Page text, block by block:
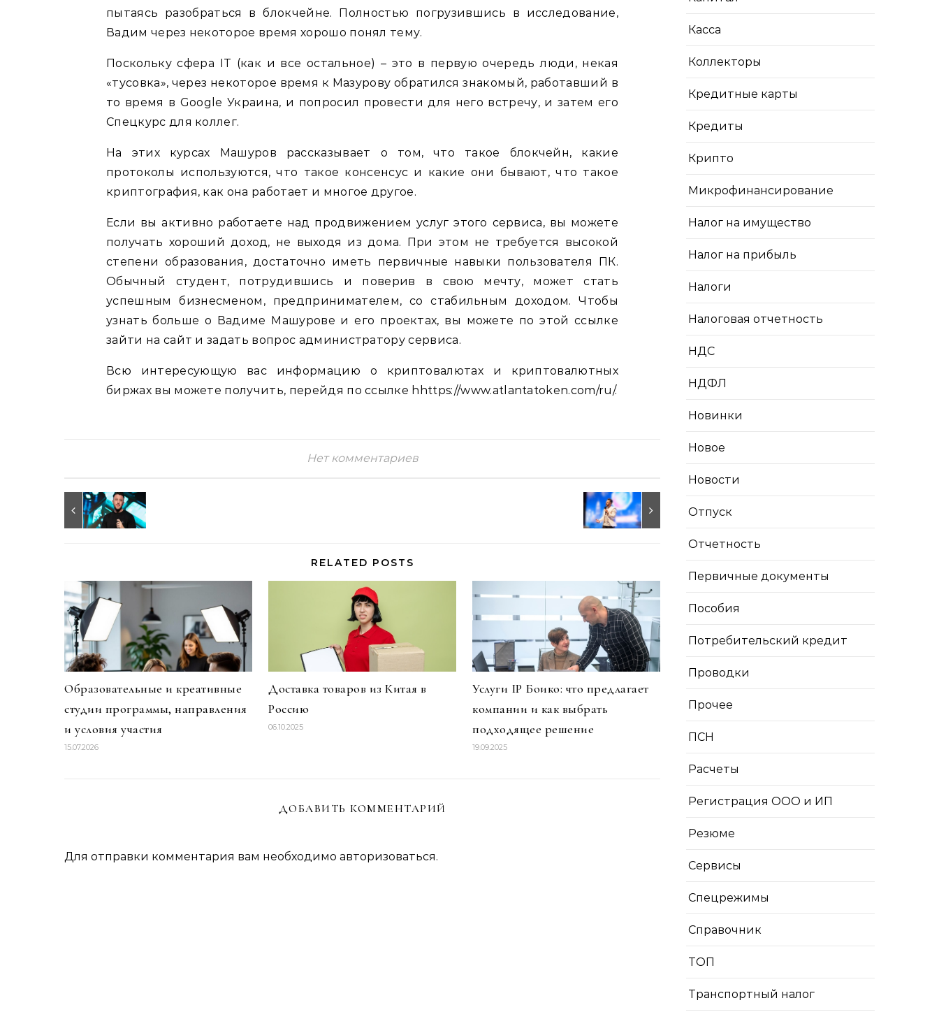
пытаясь разобраться в блокчейне. Полностью погрузившись в исследование,
Вадим через некоторое время хорошо понял тему.
Поскольку сфера IT (как и все остальное) – это в первую очередь люди, некая
«тусовка», через некоторое время к Мазурову обратился знакомый, работавший в
то время в Google Украина, и попросил провести для него встречу, и затем его
Спецкурс для коллег.
На этих курсах Машуров рассказывает о том, что такое блокчейн, какие
протоколы используются, что такое консенсус и какие они бывают, что такое
криптография, как она работает и многое другое.
Если вы активно работаете над продвижением услуг этого сервиса, вы можете
получать хороший доход, не выходя из дома. При этом не требуется высокой
степени образования, достаточно иметь первичные навыки пользователя ПК.
Обычный студент, потрудившись и поверив в свою мечту, может стать
успешным бизнесменом, предпринимателем, со стабильным доходом. Чтобы
узнать больше о Вадиме Машурове и его проектах, вы можете по этой ссылке
зайти на сайт и задать вопрос администратору сервиса.
Всю интересующую вас информацию о криптовалютах и ​​криптовалютных
биржах вы можете получить, перейдя по ссылке hhttps://www.atlantatoken.com/ru/.
Нет комментариев
RELATED POSTS
Образовательные и креативные
студии программы, направления
и условия участия
15.07.2026
Доставка товаров из Китая в
Россию
06.10.2025
Услуги IP Боико: что предлагает
компании и как выбрать
подходящее решение
19.09.2025
ДОБАВИТЬ КОММЕНТАРИЙ
Для отправки комментария вам необходимо авторизоваться.
Касса
Коллекторы
Кредитные карты
Кредиты
Крипто
Микрофинансирование
Налог на имущество
Налог на прибыль
Налоги
Налоговая отчетность
НДС
НДФЛ
Новинки
Новое
Новости
Отпуск
Отчетность
Первичные документы
Пособия
Потребительский кредит
Проводки
Прочее
ПСН
Расчеты
Регистрация ООО и ИП
Резюме
Сервисы
Спецрежимы
Справочник
ТОП
Транспортный налог